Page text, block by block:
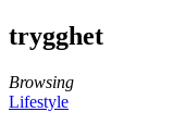
trygghet
Browsing
Lifestyle